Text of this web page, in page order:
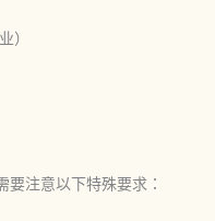
）
注意以下特殊要求：